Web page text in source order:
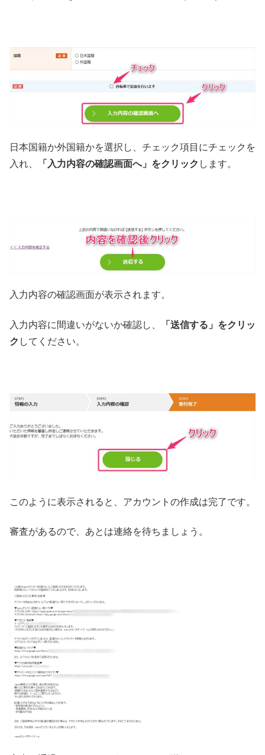
日本国籍か外国籍かを選択し、チェック項目にチェックを
入れ、
「入力内容の確認画面へ」をクリック します。
入力内容の確認画面が表示されます。
入力内容に間違いがないか確認し、
「送信する」をクリッ
ク してください。
このように表示されると、アカウントの作成は完了です。
審査があるので、あとは連絡を待ちましょう。